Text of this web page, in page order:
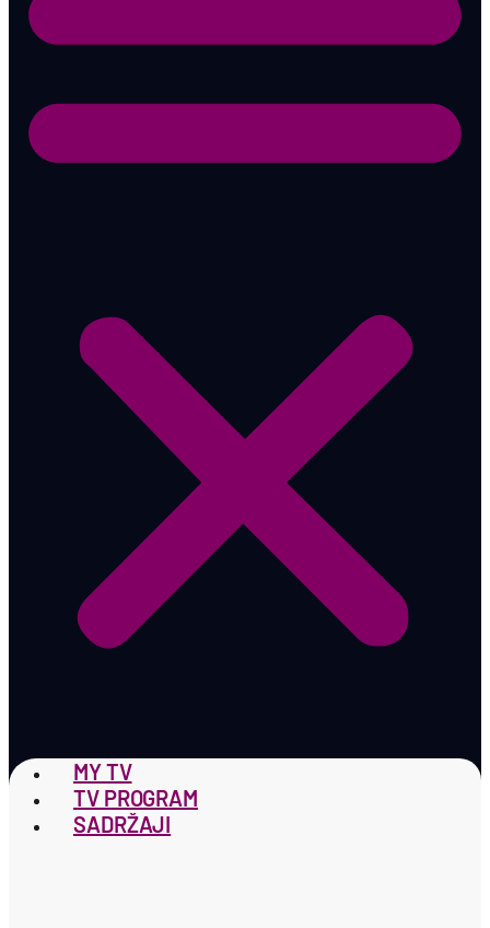
MY TV
TV PROGRAM
SADRŽAJI